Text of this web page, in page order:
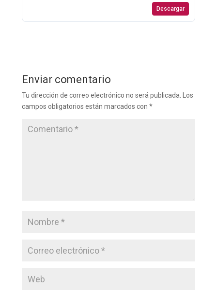
Descargar
Enviar comentario
Tu dirección de correo electrónico no será publicada.
Los
campos obligatorios están marcados con *